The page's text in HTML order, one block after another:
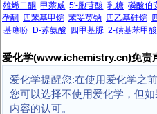
雄烯二酮 甲萘威 5'-胞苷酸 乳糖 磷酸伯
孕酮
四苯基甲烷 苯妥英钠 四乙基硅烷
基噻吩 D-苏氨酸 四甲基脲 2-磺基苯甲酸
爱化学(www.ichemistry.cn)免责
爱化学提醒您:在使用爱化学之
您可以选择不使用爱化学，但
内容的认可。